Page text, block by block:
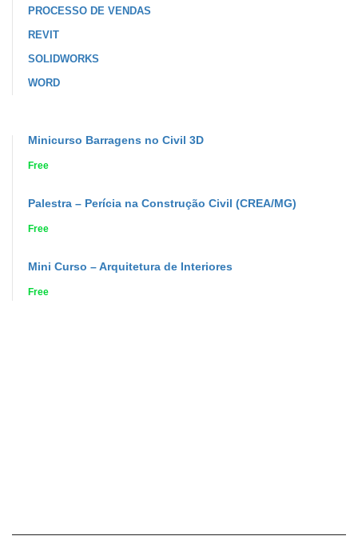
PROCESSO DE VENDAS
REVIT
SOLIDWORKS
WORD
Minicurso Barragens no Civil 3D
Free
Palestra – Perícia na Construção Civil (CREA/MG)
Free
Mini Curso – Arquitetura de Interiores
Free